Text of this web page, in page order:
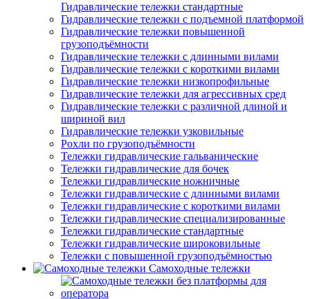
Гидравлические тележки стандартные
Гидравлические тележки с подъемной платформой
Гидравлические тележки повышенной
грузоподъёмности
Гидравлические тележки с длинными вилами
Гидравлические тележки с короткими вилами
Гидравлические тележки низкопрофильные
Гидравлические тележки для агрессивных сред
Гидравлические тележки с различной длиной и
шириной вил
Гидравлические тележки узковильные
Рохли по грузоподъёмности
Тележки гидравлические гальванические
Тележки гидравлические для бочек
Тележки гидравлические ножничные
Тележки гидравлические с длинными вилами
Тележки гидравлические с короткими вилами
Тележки гидравлические специализированные
Тележки гидравлические стандартные
Тележки гидравлические широковильные
Тележки с повышенной грузоподъёмностью
Самоходные тележки